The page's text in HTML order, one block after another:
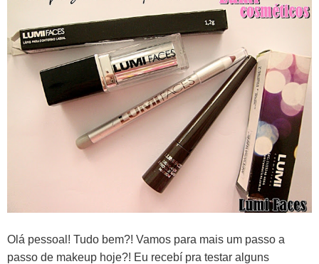
Olá pessoal! Tudo bem?! Vamos para mais um passo a
passo de makeup hoje?! Eu recebí pra testar alguns